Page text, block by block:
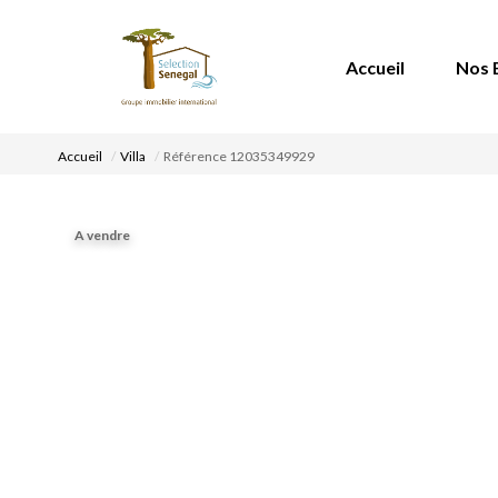
Accueil Nos
Accueil Villa Référence 12035349929
A vendre